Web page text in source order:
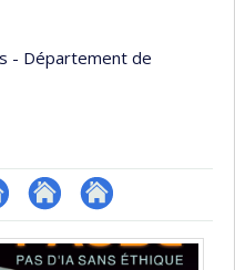
- Département de
Autre
site
Autre
site